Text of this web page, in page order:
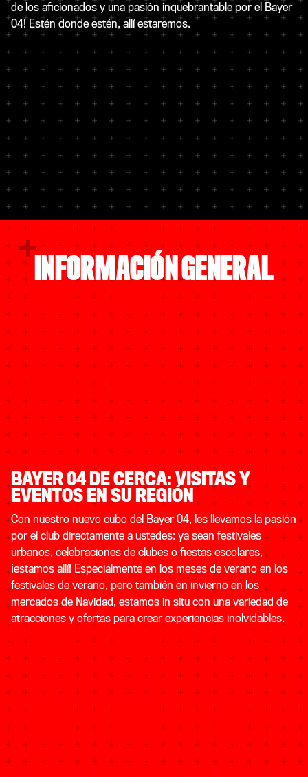
de los aficionados y una pasión inquebrantable por el Bayer
04! Estén donde estén, allí estaremos.
INFORMACIÓN GENERAL
BAYER 04 DE CERCA: VISITAS Y
EVENTOS EN SU REGIÓN
Con nuestro nuevo cubo del Bayer 04, les llevamos la pasión
por el club directamente a ustedes: ya sean festivales
urbanos, celebraciones de clubes o fiestas escolares,
¡estamos allí! Especialmente en los meses de verano en los
festivales de verano, pero también en invierno en los
mercados de Navidad, estamos in situ con una variedad de
atracciones y ofertas para crear experiencias inolvidables.